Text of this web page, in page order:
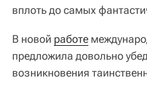
вплоть до самых
В новой работе
предложила довольно
возникновения